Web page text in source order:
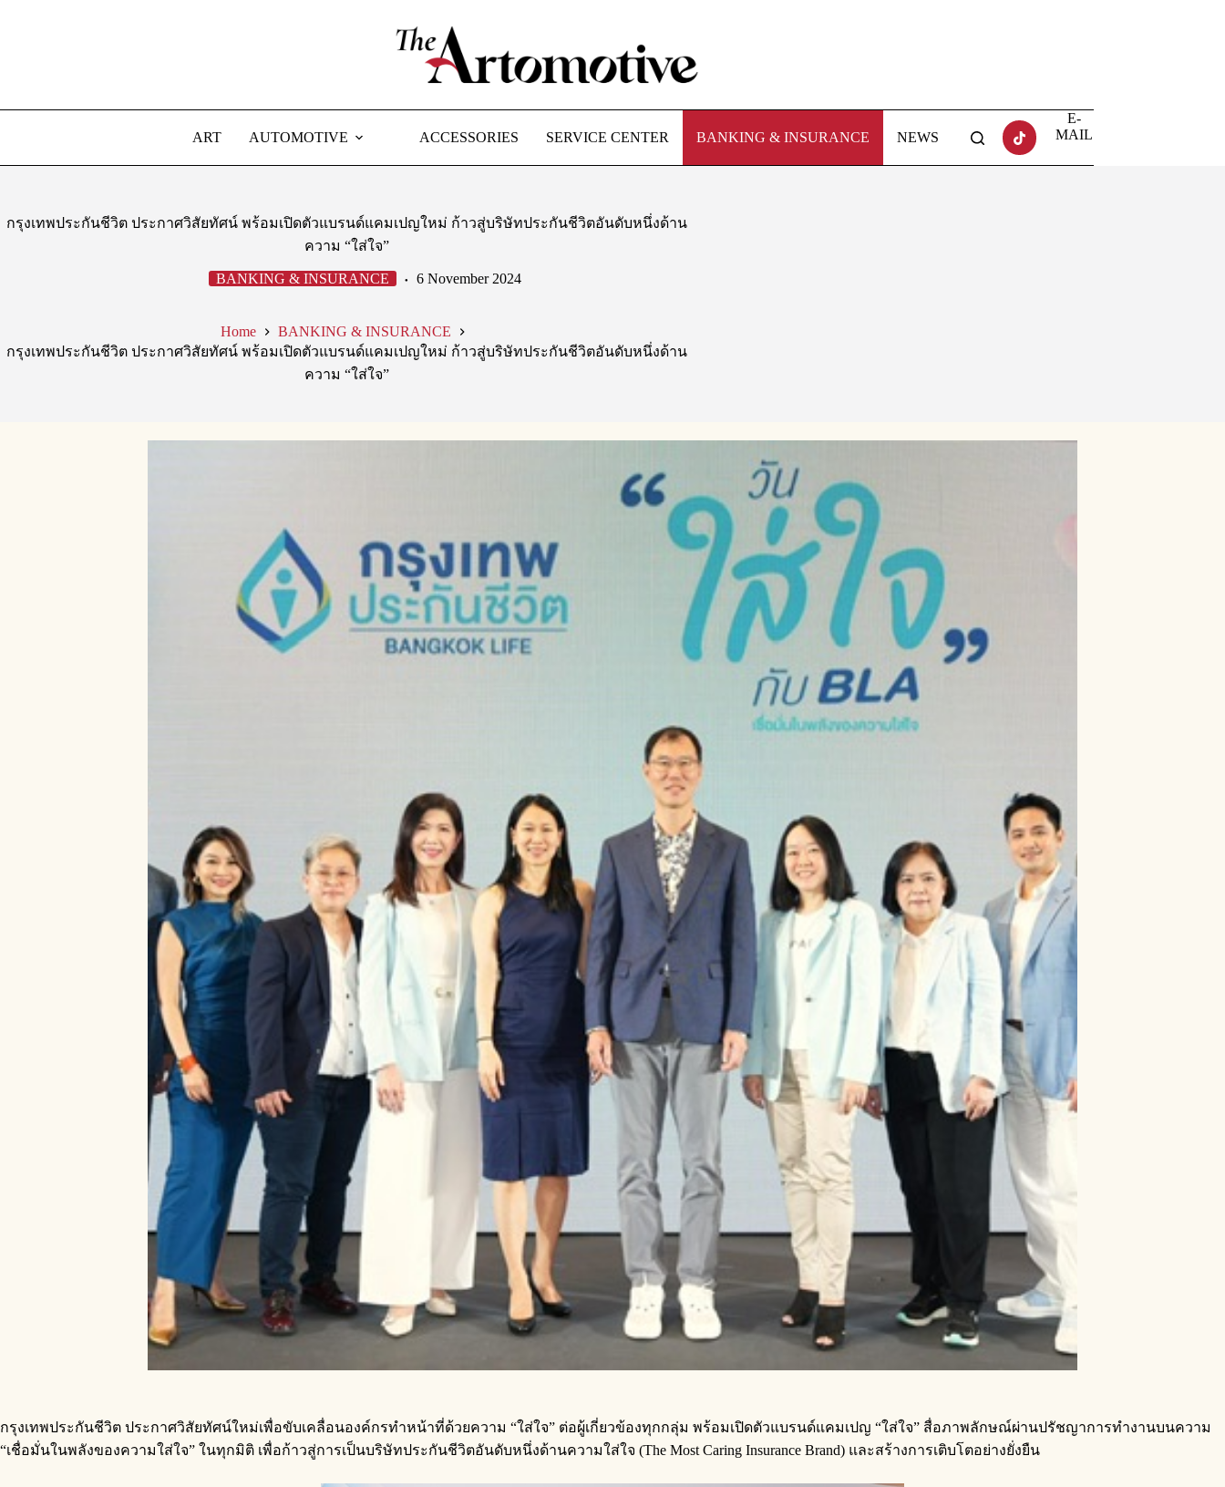
ART AUTOMOTIVE ACCESSORIES SERVICE CENTER BANKING & INSURANCE NEWS
E-
MAIL
กรุงเทพประกันชีวิต ประกาศวิสัยทัศน์ พร้อมเปิดตัวแบรนด์แคมเปญใหม่ ก้าวสู่บริษัทประกันชีวิตอันดับหนึ่งด้าน
ความ “ใส่ใจ”
BANKING & INSURANCE 6 November 2024
Home
BANKING & INSURANCE
กรุงเทพประกันชีวิต ประกาศวิสัยทัศน์ พร้อมเปิดตัวแบรนด์แคมเปญใหม่ ก้าวสู่บริษัทประกันชีวิตอันดับหนึ่งด้าน
ความ “ใส่ใจ”
กรุงเทพประกันชีวิต ประกาศวิสัยทัศน์ใหม่เพื่อขับเคลื่อนองค์กรทำหน้าที่ด้วยความ “ใส่ใจ” ต่อผู้เกี่ยวข้องทุกกลุ่ม พร้อมเปิดตัวแบรนด์แคมเปญ “ใส่ใจ” สื่อภาพลักษณ์ผ่านปรัชญาการทำงานบนความ
“เชื่อมั่นในพลังของความใส่ใจ” ในทุกมิติ เพื่อก้าวสู่การเป็นบริษัทประกันชีวิตอันดับหนึ่งด้านความใส่ใจ (The Most Caring Insurance Brand) และสร้างการเติบโตอย่างยั่งยืน